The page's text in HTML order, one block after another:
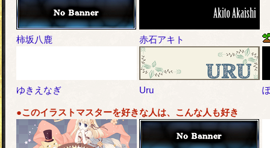
柿坂八鹿 赤石アキト
ゆきえなぎ Uru
●このイラストマスターを好きな人は、こんな人も好き